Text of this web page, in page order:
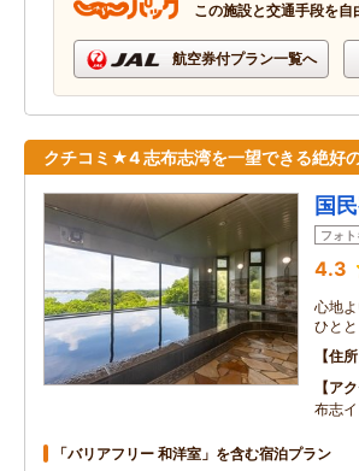
この施設と交通手段を
航空券付プラン一覧へ
クチコミ★4 志布志湾を一望できる絶好
国
フォ
4.3
心地
ひと
住所
ア
布志
「バリアフリー 和洋室」を含む宿泊プラン